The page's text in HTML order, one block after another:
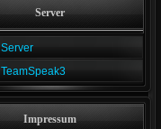
Server
Server
TeamSpeak3
Impressum